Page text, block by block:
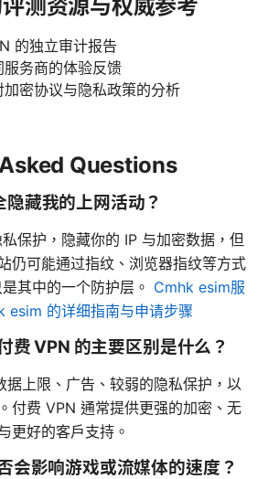
测资源与权威参考
的独立审计报告
务商的体验反馈
密协议与隐私政策的分析
Questions
隐藏我的上网活动？
保护，隐藏你的 IP 与加密数据，但
仍可能通过指纹、浏览器指纹等方式
其中的一个防护层。 Cmhk esim服
esim 的详细指南与申请步骤
费 VPN 的主要区别是什么？
据上限、广告、较弱的隐私保护，以
付费 VPN 通常提供更强的加密、无
更好的客户支持。
会影响游戏或流媒体的速度？